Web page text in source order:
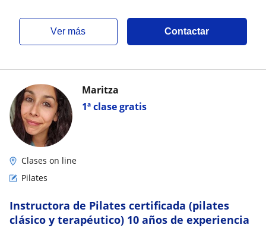
ver más Contactar
1ª clase gratis
Maritza
Clases on line
Pilates
Instructora de Pilates certificada (pilates
clásico y terapéutico) 10 años de experiencia